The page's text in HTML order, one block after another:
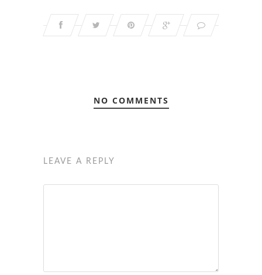
NO COMMENTS
LEAVE A REPLY